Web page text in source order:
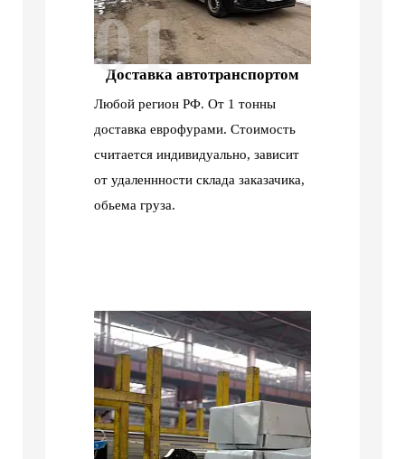
01
Доставка автотранспортом
Любой регион РФ. От 1 тонны
доставка еврофурами. Стоимость
считается индивидуально, зависит
от удаленнности склада заказачика,
обьема груза.